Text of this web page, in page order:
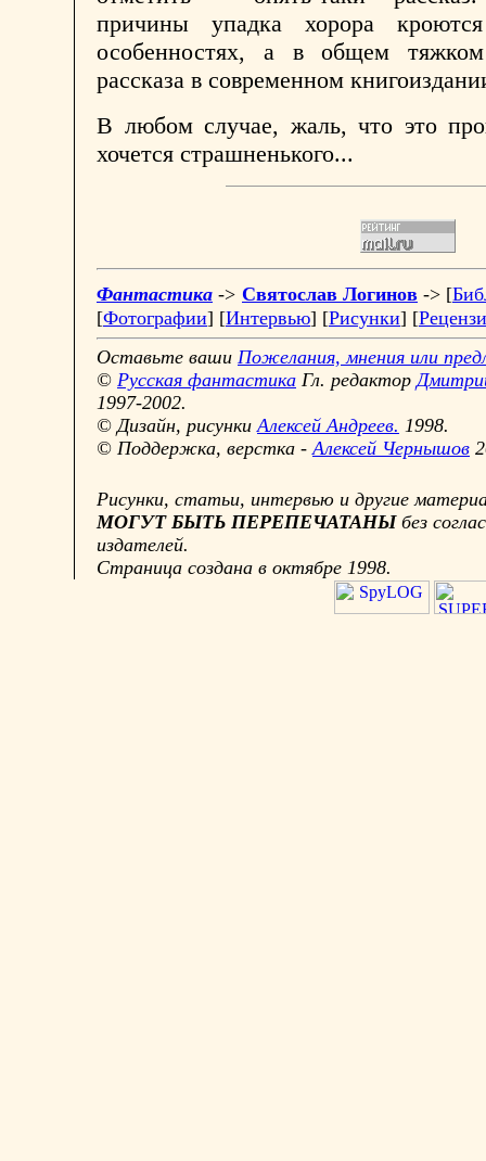
причины упадка хорора
особенностях, а в общем
рассказа в современном
В любом случае, жаль, что это
хочется страшненького...
Фантастика -> Святослав Логинов -> [
[Фотографии] [Интервью] [Рисунки] [
Оставьте ваши Пожелания, мнения или
© Русская фантастика Гл. редактор
1997-2002.
© Дизайн, рисункиАлексей Андреев. 1998.
© Поддержка, верстка -Алексей Чернышов
Рисунки, статьи, интервью и другие
МОГУТ БЫТЬ ПЕРЕПЕЧАТАНЫбез
издателей.
Страница создана в октябре 1998.